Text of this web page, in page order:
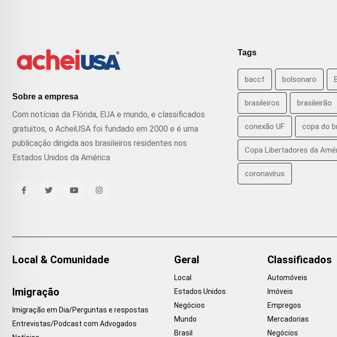
Sobre a empresa
Com notícias da Flórida, EUA e mundo, e classificados
gratuitos, o AcheiUSA foi fundado em 2000 e é uma
publicação dirigida aos brasileiros residentes nos
Estados Unidos da América
Tags
baccf bolsonaro
brasileiros brasileirão
conexão UF copa do
Copa Libertadores da
coronavírus
Local & Comunidade
Imigração
Imigração em Dia/Perguntas e respostas
Entrevistas/Podcast com Advogados
Geral
Local
Estados Unidos
Negócios
Mundo
Brasil
Classificados
Automóveis
Imóveis
Empregos
Mercadorias
Negócios